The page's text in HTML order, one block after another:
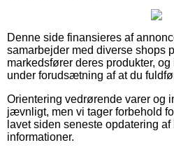
Denne side finansieres af
samarbejder med diverse shops
markedsfører deres produkter,
under forudsætning af at du
Orientering vedrørende varer og
jævnligt, men vi tager forbehold
lavet siden seneste opdatering
informationer.